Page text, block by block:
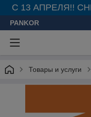
С 13 АПРЕЛЯ!!
PANKOR
Товары и услуги